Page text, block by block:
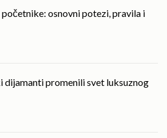
osnovni potezi, pravila i
dijamanti promenili svet luksuznog